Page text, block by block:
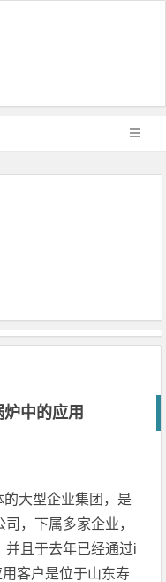
中的应用
大型企业集团，是
，下属多家企业，
并且于去年已经通过i
客户是位于山东寿